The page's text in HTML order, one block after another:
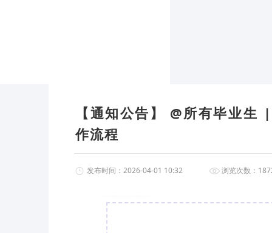
【通知公告】 @所有毕业
作流程
发布时间：2026-04-01 10:32 浏览次数：